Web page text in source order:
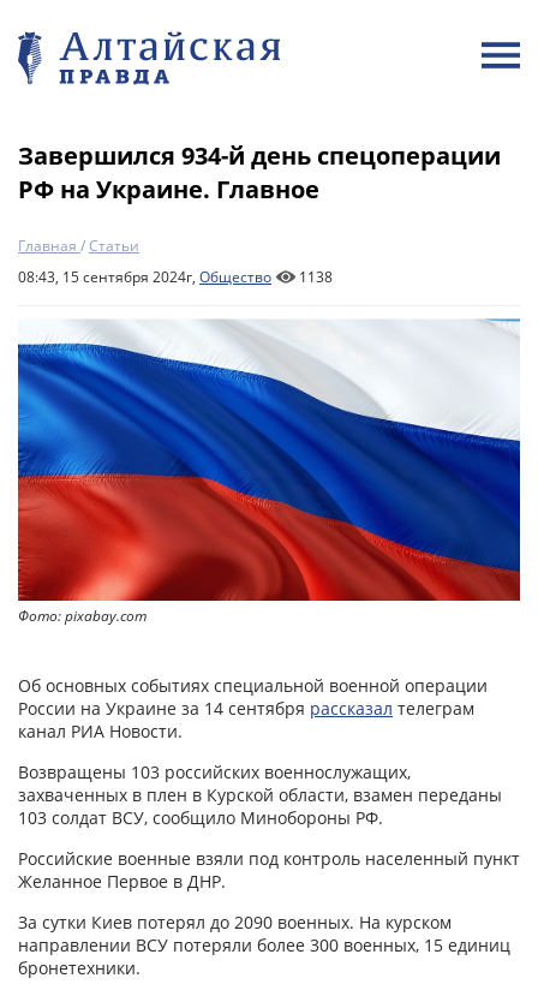
Завершился 934-й день спецоперации
РФ на Украине. Главное
Главная /Статьи
08:43, 15 сентября 2024г, Общество 1138
Фото: pixabay.com
Об основных событиях специальной военной операции
России на Украине за 14 сентября рассказал телеграм
канал РИА Новости.
Возвращены 103 российских военнослужащих,
захваченных в плен в Курской области, взамен переданы
103 солдат ВСУ, сообщило Минобороны РФ.
Российские военные взяли под контроль населенный пункт
Желанное Первое в ДНР.
За сутки Киев потерял до 2090 военных. На курском
направлении ВСУ потеряли более 300 военных, 15 единиц
бронетехники.